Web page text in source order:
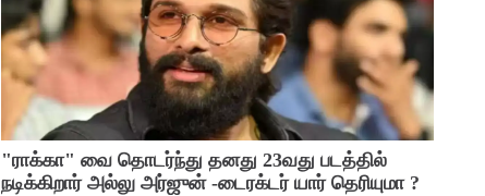
"ராக்கா" வை தொடர்ந்து தனது 23வது படத்தில்
நடிக்கிறார் அல்லு அர்ஜுன் -டைரக்டர் யார் தெரியுமா ?